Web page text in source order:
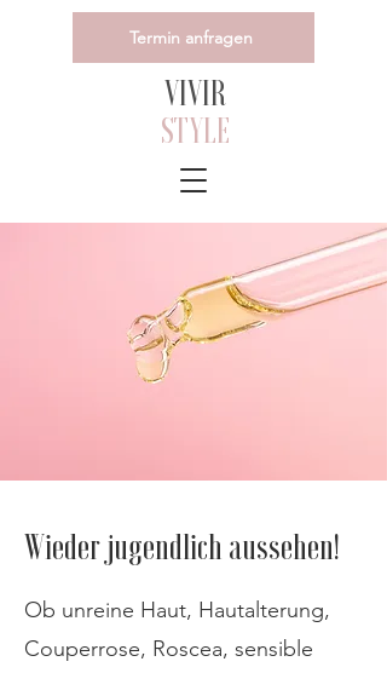
VIVIR
STYLE
Termin anfragen
Wieder jugendlich aussehen!
Ob unreine Haut, Hautalterung,
Couperrose, Roscea, sensible